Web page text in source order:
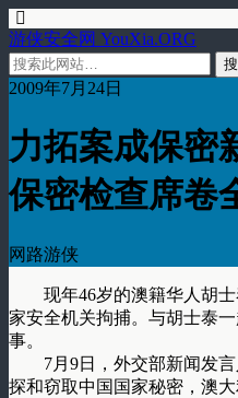
游侠安全网 YouXia.ORG
2009年7月24日
力拓案成保密
保密检查席卷
网路游侠
现年46岁的澳籍华人胡士
家安全机关拘捕。与胡士泰
事。
7月9日，外交部新闻发言
探和窃取中国国家秘密，澳